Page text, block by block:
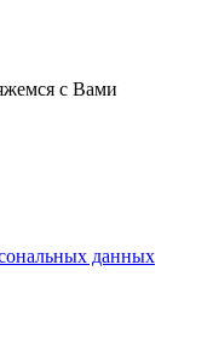
с Вами
данных